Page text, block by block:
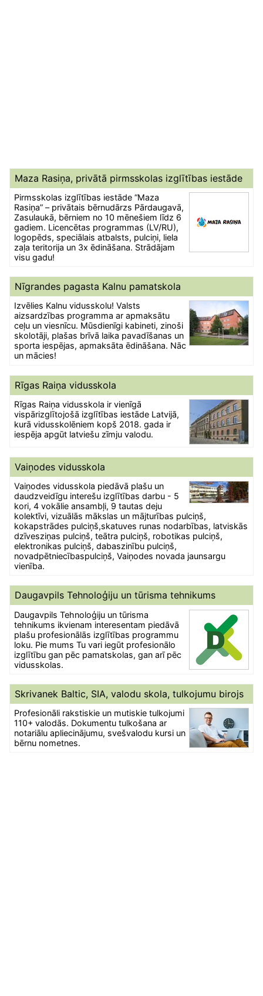
Maza Rasiņa, privātā pirmsskolas izglītības iestāde
Pirmsskolas izglītības iestāde “Maza
Rasiņa” – privātais bērnudārzs Pārdaugavā,
Zasulaukā, bērniem no 10 mēnešiem līdz 6
gadiem. Licencētas programmas (LV/RU),
logopēds, speciālais atbalsts, pulciņi, liela
zaļa teritorija un 3x ēdināšana. Strādājam
visu gadu!
Nīgrandes pagasta Kalnu pamatskola
Izvēlies Kalnu vidusskolu! Valsts
aizsardzības programma ar apmaksātu
ceļu un viesnīcu. Mūsdienīgi kabineti, zinoši
skolotāji, plašas brīvā laika pavadīšanas un
sporta iespējas, apmaksāta ēdināšana. Nāc
un mācies!
Rīgas Raiņa vidusskola
Rīgas Raiņa vidusskola ir vienīgā
vispārizglītojošā izglītības iestāde Latvijā,
kurā vidusskolēniem kopš 2018. gada ir
iespēja apgūt latviešu zīmju valodu.
Vaiņodes vidusskola
Vaiņodes vidusskola piedāvā plašu un
daudzveidīgu interešu izglītības darbu - 5
kori, 4 vokālie ansambļi, 9 tautas deju
kolektīvi, vizuālās mākslas un mājturības pulciņš,
kokapstrādes pulciņš,skatuves runas nodarbības, latviskās
dzīvesziņas pulciņš, teātra pulciņš, robotikas pulciņš,
elektronikas pulciņš, dabaszinību pulciņš,
novadpētniecībaspulciņš, Vaiņodes novada jaunsargu
vienība.
Daugavpils Tehnoloģiju un tūrisma tehnikums
Daugavpils Tehnoloģiju un tūrisma
tehnikums ikvienam interesentam piedāvā
plašu profesionālās izglītības programmu
loku. Pie mums Tu vari iegūt profesionālo
izglītību gan pēc pamatskolas, gan arī pēc
vidusskolas.
Skrivanek Baltic, SIA, valodu skola, tulkojumu birojs
Profesionāli rakstiskie un mutiskie tulkojumi
110+ valodās. Dokumentu tulkošana ar
notariālu apliecinājumu, svešvalodu kursi un
bērnu nometnes.